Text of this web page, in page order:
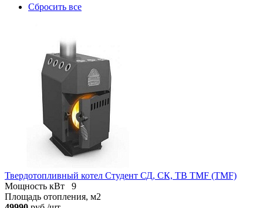
Сбросить все
Твердотопливный котел Студент СД, СК, ТВ TMF (TMF)
Мощность кВт
9
Площадь отопления, м2